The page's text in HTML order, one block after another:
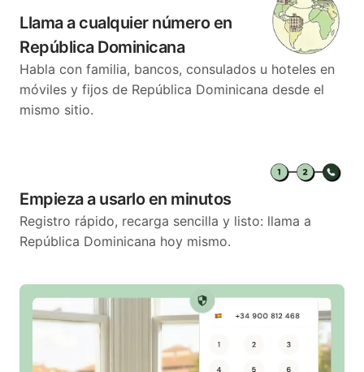
Llama a cualquier número en
República Dominicana
Habla con familia, bancos, consulados u hoteles en
móviles y fijos de República Dominicana desde el
mismo sitio.
Empieza a usarlo en minutos
Registro rápido, recarga sencilla y listo: llama a
República Dominicana hoy mismo.